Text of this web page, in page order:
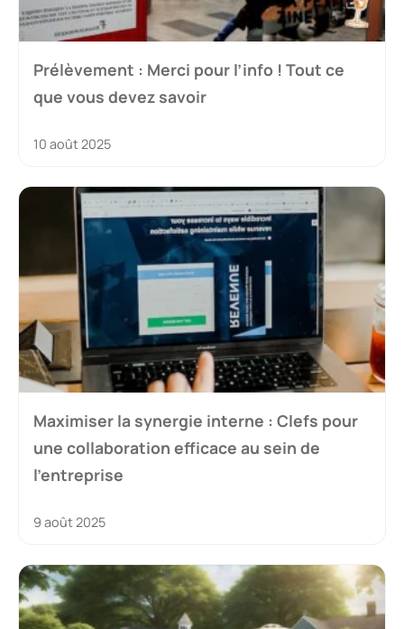
Prélèvement : Merci pour l’info ! Tout ce
que vous devez savoir
10 août 2025
Maximiser la synergie interne : Clefs pour
une collaboration efficace au sein de
l’entreprise
9 août 2025